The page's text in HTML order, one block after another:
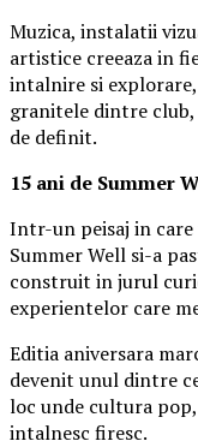
Muzica, instalatii
artistice creeaza in
intalnire si
granitele dintre
de definit.
15 ani de Summer
Intr-un peisaj in
Summer Well si-a
construit in jurul
experientelor care
Editia aniversara
devenit unul dintre
loc unde cultura
intalnesc firesc.